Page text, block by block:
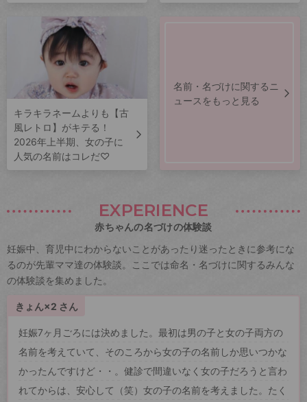
キラキラネームよりも【古
風レトロ】がキテる！
2026年上半期、女の子に
人気の名前はコレだ♡
名前・名づけに関するニ
ュースをもっと見る
EXPERIENCE
赤ちゃんの名づけの体験談
妊娠中、育児中にわからないことがあったり迷ったときに参考にな
るのが先輩ママ達の体験談。ここでは命名・名づけに関するみんな
の体験談を集めました。
きょん×2 さん
妊娠7ヶ月ごろには決めました。最初は男の子と女の子両方の
名前を考えていて、そのころから女の子の名前しか思いつかな
かったんですけど・・。健診で間違いなく女の子だろうと言わ
れてからは、安心して（笑）女の子の名前を考えました。たく